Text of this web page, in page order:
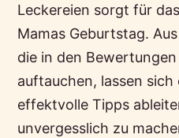
Leckereien sorgt für
Mamas Geburtstag.
die in den
auftauchen, lassen
effektvolle Tipps
unvergesslich zu